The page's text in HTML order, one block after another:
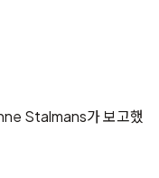
Stalmans가 보고했